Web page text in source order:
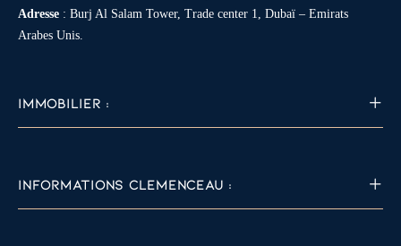
Adresse : Burj Al Salam Tower, Trade center 1, Dubaï – Emirats
Arabes Unis.
IMMOBILIER :
INFORMATIONS CLEMENCEAU :